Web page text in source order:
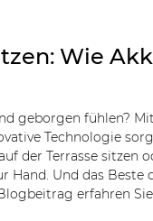
Wie
geborgen fühlen?
Technologie
der Terrasse
Hand. Und das
erfahren